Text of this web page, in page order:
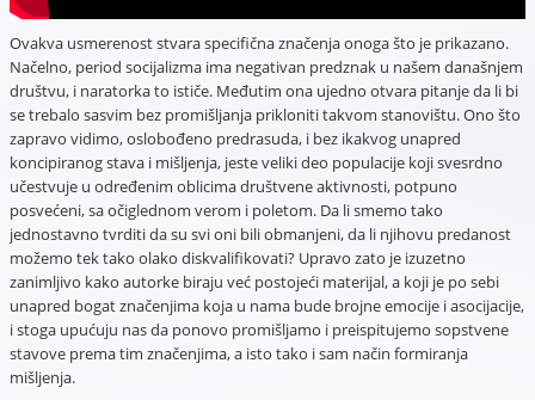
Ovakva usmerenost stvara specifična značenja onoga što je prikazano.
Načelno, period socijalizma ima negativan predznak u našem današnjem
društvu, i naratorka to ističe. Međutim ona ujedno otvara pitanje da li bi
se trebalo sasvim bez promišljanja prikloniti takvom stanovištu. Ono što
zapravo vidimo, oslobođeno predrasuda, i bez ikakvog unapred
koncipiranog stava i mišljenja, jeste veliki deo populacije koji svesrdno
učestvuje u određenim oblicima društvene aktivnosti, potpuno
posvećeni, sa očiglednom verom i poletom. Da li smemo tako
jednostavno tvrditi da su svi oni bili obmanjeni, da li njihovu predanost
možemo tek tako olako diskvalifikovati? Upravo zato je izuzetno
zanimljivo kako autorke biraju već postojeći materijal, a koji je po sebi
unapred bogat značenjima koja u nama bude brojne emocije i asocijacije,
i stoga upućuju nas da ponovo promišljamo i preispitujemo sopstvene
stavove prema tim značenjima, a isto tako i sam način formiranja
mišljenja.